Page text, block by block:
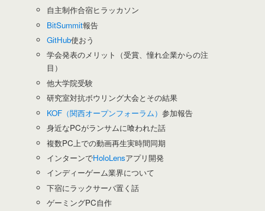
自主制作合宿ヒラッカソン
BitSummit報告
GitHub使おう
学会発表のメリット（受賞、憧れ企業からの注
目）
他大学院受験
研究室対抗ボウリング大会とその結果
KOF（関西オープンフォーラム）参加報告
身近なPCがランサムに喰われた話
複数PC上での動画再生実時間同期
インターンでHoloLensアプリ開発
インディーゲーム業界について
下宿にラックサーバ置く話
ゲーミングPC自作